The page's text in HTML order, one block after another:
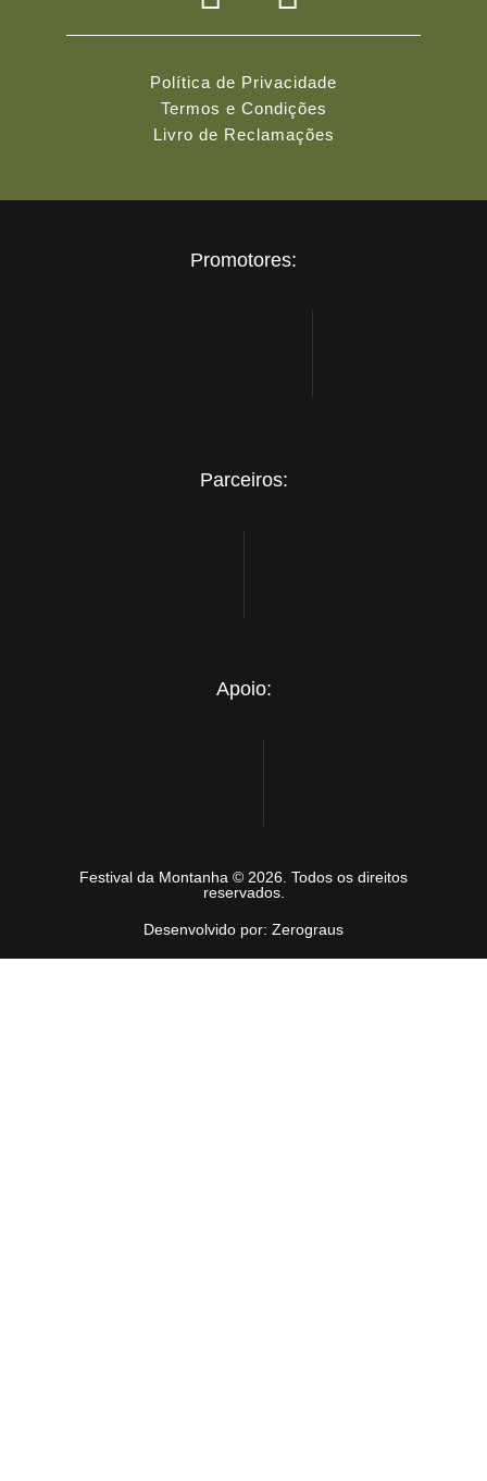
Política de Privacidade
Termos e Condições
Livro de Reclamações
Promotores:
Parceiros:
Apoio:
Festival da Montanha © 2026. Todos os direitos
reservados.
Desenvolvido por: Zerograus